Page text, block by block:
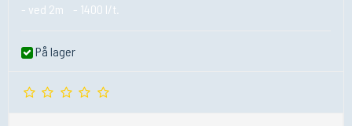
- ved 2m - 1400 l/t.
På lager